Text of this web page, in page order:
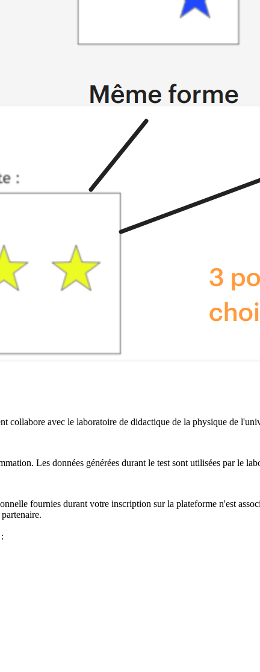
collabore avec le laboratoire de didactique de la physique de
Les données générées durant le test sont utilisées par le
fournies durant votre inscription sur la plateforme n'est